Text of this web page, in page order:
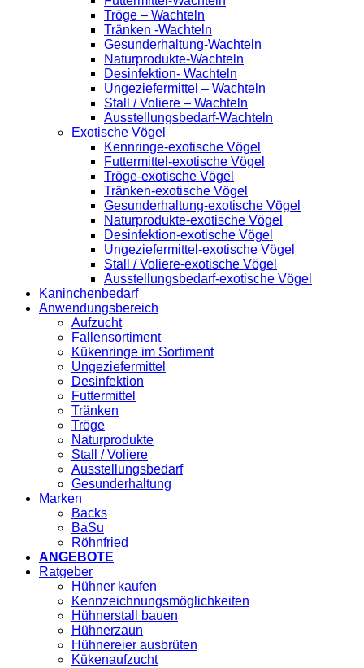
Tröge – Wachteln
Tränken -Wachteln
Gesunderhaltung-Wachteln
Naturprodukte-Wachteln
Desinfektion- Wachteln
Ungeziefermittel – Wachteln
Stall / Voliere – Wachteln
Ausstellungsbedarf-Wachteln
Exotische Vögel
Kennringe-exotische Vögel
Futtermittel-exotische Vögel
Tröge-exotische Vögel
Tränken-exotische Vögel
Gesunderhaltung-exotische Vögel
Naturprodukte-exotische Vögel
Desinfektion-exotische Vögel
Ungeziefermittel-exotische Vögel
Stall / Voliere-exotische Vögel
Ausstellungsbedarf-exotische Vögel
Kaninchenbedarf
Anwendungsbereich
Aufzucht
Fallensortiment
Kükenringe im Sortiment
Ungeziefermittel
Desinfektion
Futtermittel
Tränken
Tröge
Naturprodukte
Stall / Voliere
Ausstellungsbedarf
Gesunderhaltung
Marken
Backs
BaSu
Röhnfried
ANGEBOTE
Ratgeber
Hühner kaufen
Kennzeichnungsmöglichkeiten
Hühnerstall bauen
Hühnerzaun
Hühnereier ausbrüten
Kükenaufzucht